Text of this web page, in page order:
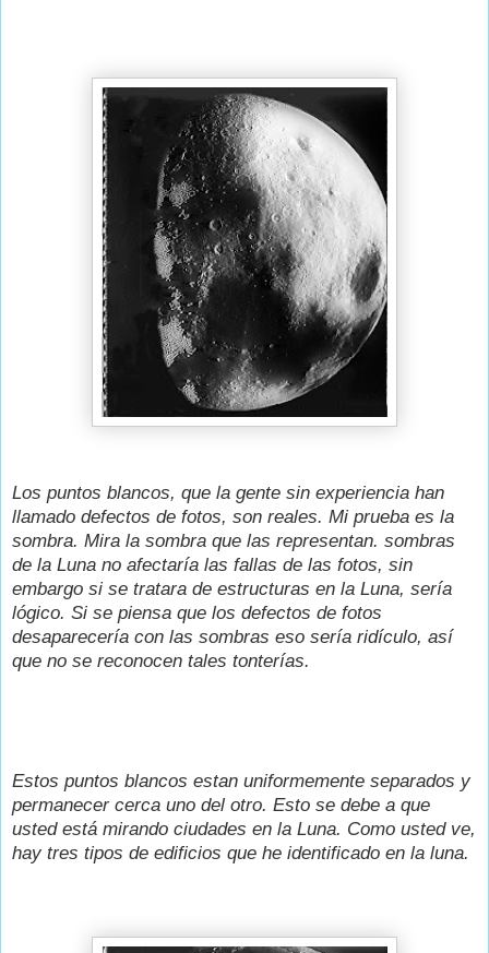
Los puntos blancos, que la gente sin experiencia han
llamado defectos de fotos, son reales. Mi prueba es la
sombra. Mira la sombra que las representan. sombras
de la Luna no afectaría las fallas de las fotos, sin
embargo si se tratara de estructuras en la Luna, sería
lógico. Si se piensa que los defectos de fotos
desaparecería con las sombras eso sería ridículo, así
que no se reconocen tales tonterías.
Estos puntos blancos estan uniformemente separados y
permanecer cerca uno del otro. Esto se debe a que
usted está mirando ciudades en la Luna. Como usted ve,
hay tres tipos de edificios que he identificado en la luna.